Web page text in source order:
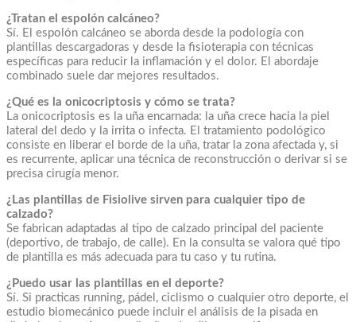
¿Tratan el espolón calcáneo?
Sí. El espolón calcáneo se aborda desde la podología con
plantillas descargadoras y desde la fisioterapia con técnicas
específicas para reducir la inflamación y el dolor. El abordaje
combinado suele dar mejores resultados.
¿Qué es la onicocriptosis y cómo se trata?
La onicocriptosis es la uña encarnada: la uña crece hacia la piel
lateral del dedo y la irrita o infecta. El tratamiento podológico
consiste en liberar el borde de la uña, tratar la zona afectada y, si
es recurrente, aplicar una técnica de reconstrucción o derivar si se
precisa cirugía menor.
¿Las plantillas de Fisiolive sirven para cualquier tipo de
calzado?
Se fabrican adaptadas al tipo de calzado principal del paciente
(deportivo, de trabajo, de calle). En la consulta se valora qué tipo
de plantilla es más adecuada para tu caso y tu rutina.
¿Puedo usar las plantillas en el deporte?
Sí. Si practicas running, pádel, ciclismo o cualquier otro deporte, el
estudio biomecánico puede incluir el análisis de la pisada en